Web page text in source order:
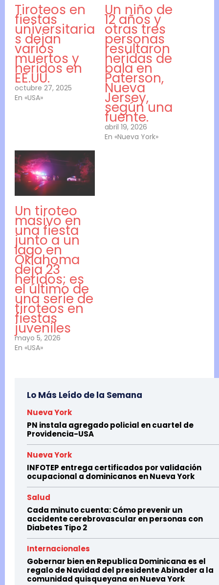
Tiroteos en
fiestas
universitaria
s dejan
varios
muertos y
heridos en
EE.UU.
octubre 27, 2025
En «USA»
Un niño de
12 años y
otras tres
personas
resultaron
heridas de
bala en
Paterson,
Nueva
Jersey,
según una
fuente.
abril 19, 2026
En «Nueva York»
Un tiroteo
masivo en
una fiesta
junto a un
lago en
Oklahoma
deja 23
heridos; es
el último de
una serie de
tiroteos en
fiestas
juveniles
mayo 5, 2026
En «USA»
Lo Más Leído de la Semana
Nueva York
PN instala agregado policial en cuartel de
Providencia-USA
Nueva York
INFOTEP entrega certificados por validación
ocupacional a dominicanos en Nueva York
Salud
Cada minuto cuenta: Cómo prevenir un
accidente cerebrovascular en personas con
Diabetes Tipo 2
Internacionales
Gobernar bien en Republica Dominicana es el
regalo de Navidad del presidente Abinader a la
comunidad quisqueyana en Nueva York